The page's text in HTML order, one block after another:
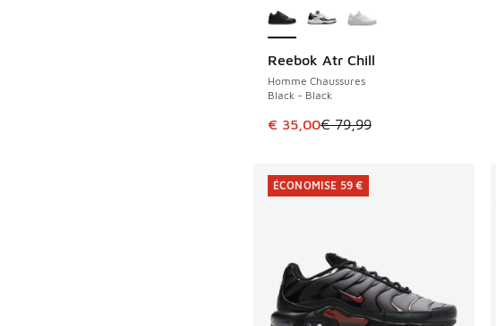
Reebok Atr Chill
Homme Chaussures
Black - Black
Cet article est en promotion. Prix
€ 35,00€ 79,99
ÉCONOMISE 44 €
ÉCONOMISE 59 €